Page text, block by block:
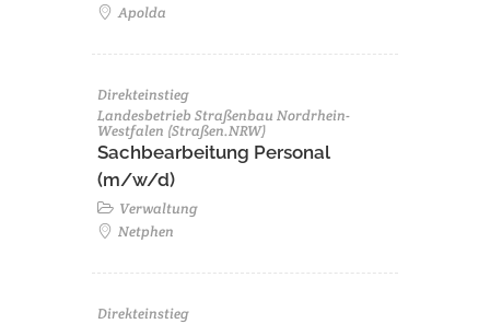
Apolda
Direkteinstieg
Landesbetrieb Straßenbau Nordrhein-
Westfalen (Straßen.NRW)
Sachbearbeitung Personal
(m/w/d)
Verwaltung
Netphen
Direkteinstieg